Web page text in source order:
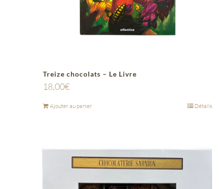
Treize chocolats – Le Livre
18,00€
Ajouter au panier Détails